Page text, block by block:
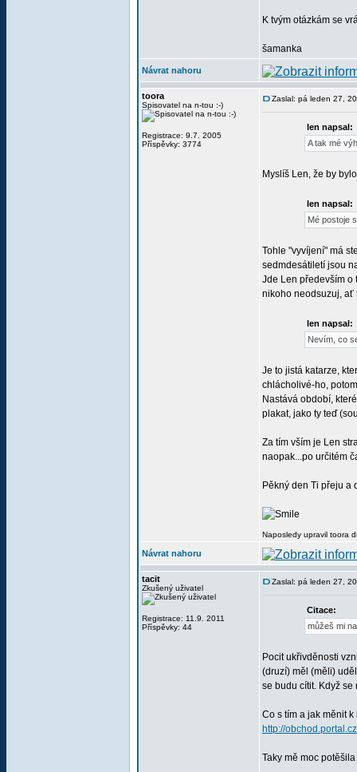
K tvým otázkám se
šamanka
Návrat nahoru
toora
Spisovatel na n-tou :-)
Registrace: 9.7. 2005
Příspěvky: 3774
Zaslal: pá leden 27,
len napsal:
A tak mé
Myslíš Len, že by
len napsal:
Mé postoje
Tohle "vyvíjení" má
sedmdesátiletí jsou
Jde Len především o
nikoho neodsuzuj, ať
len napsal:
Nevím, co
Je to jistá katarze,
chlácholivé-ho,
Nastává období,
plakat, jako ty teď
Za tím vším je Len
naopak...po určitém
Pěkný den Ti přeju a
Naposledy upravil toora
Návrat nahoru
tacit
Zkušený uživatel
Registrace: 11.9. 2011
Příspěvky: 44
Zaslal: pá leden 27,
Citace:
můžeš mi
Pocit ukřivděnosti
(druzí) měl (měli)
se budu cítit. Když
Co s tím a jak měnit
http://
Taky mě moc